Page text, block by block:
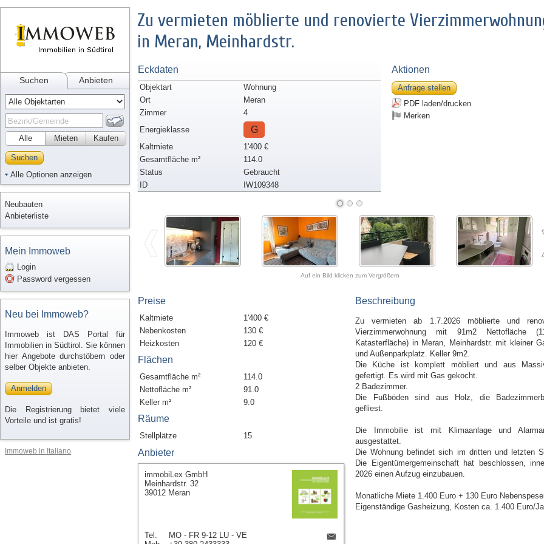
Suchen Anbieten
Alle Kaufen
Mieten
Suchen
Alle Optionen anzeigen
Neubauten
Anbieterliste
Mein Immoweb
Login
Password vergessen
Neu bei Immoweb?
Immoweb ist DAS Portal für
Immobilien in Südtirol. Sie können
hier Angebote durchstöbern oder
selber Objekte anbieten.
Anmelden
Die Registrierung bietet viele
Vorteile und ist gratis!
Immoweb in Italiano
Zu vermieten möblierte und renovierte
in Meran, Meinhardstr.
Eckdaten
Objektart
Wohnung
Ort
Meran
Zimmer
4
Energieklasse
G
Kaltmiete
1'400 €
Gesamtfläche m²
114.0
Status
Gebraucht
ID
IW109348
Aktionen
Anfrage stellen
PDF laden/drucken
Merken
Auf ein Bild klicken zum Vergrößern
Preise
Kaltmiete
1'400 €
Nebenkosten
130 €
Heizkosten
120 €
Flächen
Gesamtfläche m²
114.0
Nettofläche m²
91.0
Keller m²
9.0
Räume
Stellplätze 15
Beschreibung
Zu vermieten ab 1.7.2026 möblierte und
Vierzimmerwohnung mit 91m2 Nettofläche
Katasterfläche) in Meran, Meinhardstr. mit kleiner
und Außenparkplatz. Keller 9m2.
Die Küche ist komplett möbliert und aus
gefertigt. Es wird mit Gas gekocht.
2 Badezimmer.
Die Fußböden sind aus Holz, die
gefliest.
Die Immobilie ist mit Klimaanlage und
ausgestattet.
Die Wohnung befindet sich im dritten und letzten
Die Eigentümergemeinschaft hat beschlossen,
2026 einen Aufzug einzubauen.
Monatliche Miete 1.400 Euro + 130 Euro
Eigenständige Gasheizung, Kosten ca. 1.400 Euro/
Anbieter
immobiLex GmbH
Meinhardstr. 32
39012 Meran
Tel.
MO - FR 9-12 LU - VE